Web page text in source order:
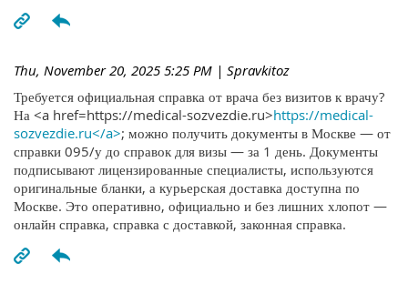
Thu, November 20, 2025 5:25 PM | Spravkitoz
Требуется официальная справка от врача без визитов к врачу?
На <a href=https://medical-sozvezdie.ru>https://medical-
sozvezdie.ru</a>; можно получить документы в Москве — от
справки 095/у до справок для визы — за 1 день. Документы
подписывают лицензированные специалисты, используются
оригинальные бланки, а курьерская доставка доступна по
Москве. Это оперативно, официально и без лишних хлопот —
онлайн справка, справка с доставкой, законная справка.